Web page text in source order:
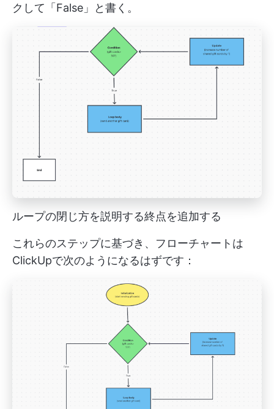
クして「False」と書く。
ループの閉じ方を説明する終点を追加する
これらのステップに基づき、フローチャートは
ClickUpで次のようになるはずです：